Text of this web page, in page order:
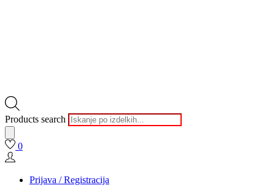
Products search
0
Prijava / Registracija